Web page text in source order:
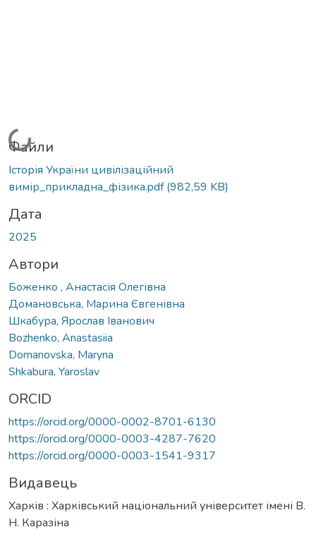
Вантажиться...
Файли
Історія України цивілізаційний
вимір_прикладна_фізика.pdf(982,59 KB)
Дата
2025
Автори
Боженко , Анастасія Олегівна
Домановська, Марина Євгенівна
Шкабура, Ярослав Іванович
Bozhenko, Anastasiia
Domanovska, Maryna
Shkabura, Yaroslav
ORCID
https://orcid.org/0000-0002-8701-6130
https://orcid.org/0000-0003-4287-7620
https://orcid.org/0000-0003-1541-9317
Видавець
Харків : Харківський національний університет імені В.
Н. Каразіна